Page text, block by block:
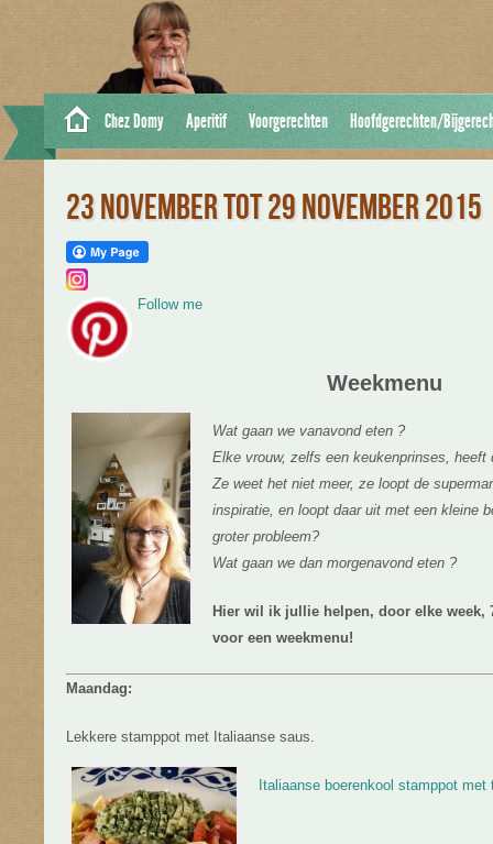
Chez Domy Aperitif Voorgerechten Hoofdgerechten/
23 NOVEMBER TOT 29 NOVEMBER 2015
Follow me
Weekmenu
Wat gaan we vanavond eten ?
Elke vrouw, zelfs een keukenprinses, heeft
Ze weet het niet meer, ze loopt de
inspiratie, en loopt daar uit met een kleine
groter probleem?
Wat gaan we dan morgenavond eten ?
Hier wil ik jullie helpen, door elke week,
voor een weekmenu!
Maandag:
Lekkere stamppot met Italiaanse saus.
Italiaanse boerenkool stamppot